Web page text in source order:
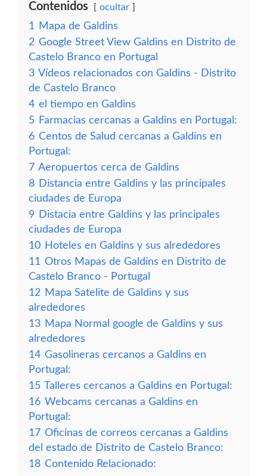
Contenidos ocultar
1
Mapa de Galdins
2 Google Street View Galdins en Distrito de
Castelo Branco en Portugal
3 Vídeos relacionados con Galdins - Distrito
de Castelo Branco
4 el tiempo en Galdins
5 Farmacias cercanas a Galdins en Portugal:
6 Centos de Salud cercanas a Galdins en
Portugal:
7 Aeropuertos cerca de Galdins
8 Distancia entre Galdins y las principales
ciudades de Europa
9 Distacia entre Galdins y las principales
ciudades de Europa
10 Hoteles en Galdins y sus alrededores
11 Otros Mapas de Galdins en Distrito de
Castelo Branco - Portugal
12 Mapa Satelite de Galdins y sus
alrededores
13 Mapa Normal google de Galdins y sus
alrededores
14 Gasolineras cercanos a Galdins en
Portugal:
15 Talleres cercanos a Galdins en Portugal:
16 Webcams cercanas a Galdins en
Portugal:
17 Oficinas de correos cercanas a Galdins
del estado de Distrito de Castelo Branco:
18 Contenido Relacionado: